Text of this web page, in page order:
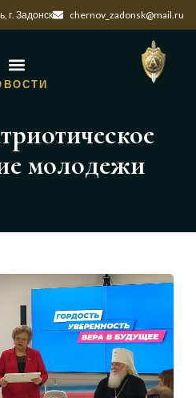
г. Задонск chernov_zadonsk@mail.ru
молодежи